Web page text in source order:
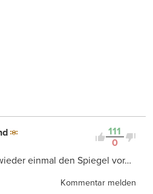
111
0
einmal den Spiegel vor…
Kommentar melden